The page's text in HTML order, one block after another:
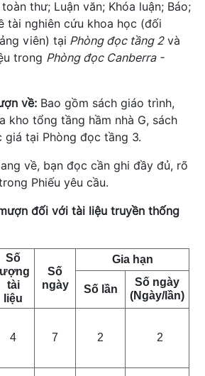
thư; Luận văn; Khóa luận; Báo;
tài nghiên cứu khoa học (đối
viên) tại Phòng đọc tầng 2và
trong Phòng đọc Canberra -
về: Bao gồm sách giáo trình,
kho tổng tầng hầm nhà G, sách
giá tại Phòng đọc tầng 3.
về, bạn đọc cần ghi đầy đủ, rõ
Phiếu yêu cầu.
đối với tài liệu truyền thống
Số
lượng
tài
liệu
Số
ngày
Gia hạn
Số lần
Số ngày
(Ngày/lần)
4 7 2 2